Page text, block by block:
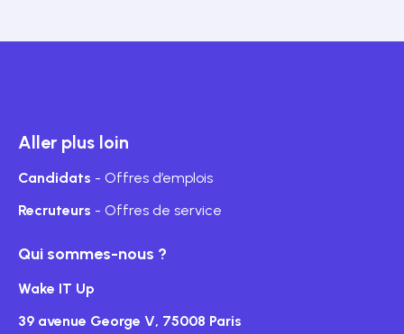
Aller plus loin
Candidats - Offres d’emplois
Recruteurs - Offres de service
Qui sommes-nous ?
Wake IT Up
39 avenue George V, 75008 Paris